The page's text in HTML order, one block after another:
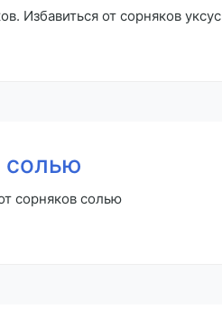
Избавиться от сорняков уксус
солью
сорняков солью